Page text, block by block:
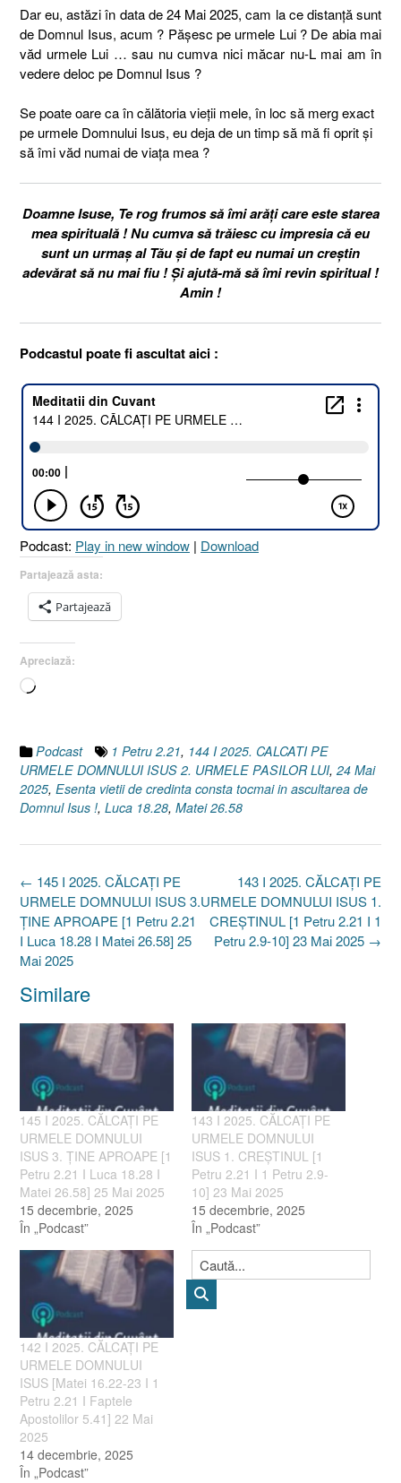
Dar eu, astăzi în data de 24 Mai 2025, cam la ce distanță sunt
de Domnul Isus, acum ? Pășesc pe urmele Lui ? De abia mai
văd urmele Lui … sau nu cumva nici măcar nu-L mai am în
vedere deloc pe Domnul Isus ?
Se poate oare ca în călătoria vieții mele, în loc să merg exact
pe urmele Domnului Isus, eu deja de un timp să mă fi oprit și
să îmi văd numai de viața mea ?
Doamne Isuse, Te rog frumos să îmi arăți care este starea
mea spirituală ! Nu cumva să trăiesc cu impresia că eu
sunt un urmaș al Tău și de fapt eu numai un creștin
adevărat să nu mai fiu ! Și ajută-mă să îmi revin spiritual !
Amin !
Podcastul poate fi ascultat aici :
Podcast: Play in new window | Download
Partajează asta:
Partajează
Apreciază:
Încarc...
Podcast 1 Petru 2.21, 144 I 2025. CALCATI PE
URMELE DOMNULUI ISUS 2. URMELE PASILOR LUI, 24 Mai
2025, Esenta vietii de credinta consta tocmai in ascultarea de
Domnul Isus !, Luca 18.28, Matei 26.58
Post
navigation
143 I 2025. CĂLCAȚI PE
URMELE DOMNULUI ISUS 1.
CREȘTINUL [1 Petru 2.21 I 1
Petru 2.9-10] 23 Mai 2025 →
← 145 I 2025. CĂLCAȚI PE
URMELE DOMNULUI ISUS 3.
ȚINE APROAPE [1 Petru 2.21
I Luca 18.28 I Matei 26.58] 25
Mai 2025
Similare
145 I 2025. CĂLCAȚI PE
URMELE DOMNULUI
ISUS 3. ȚINE APROAPE [1
Petru 2.21 I Luca 18.28 I
Matei 26.58] 25 Mai 2025
15 decembrie, 2025
În „Podcast”
143 I 2025. CĂLCAȚI PE
URMELE DOMNULUI
ISUS 1. CREȘTINUL [1
Petru 2.21 I 1 Petru 2.9-
10] 23 Mai 2025
15 decembrie, 2025
În „Podcast”
142 I 2025. CĂLCAȚI PE
URMELE DOMNULUI
ISUS [Matei 16.22-23 I 1
Petru 2.21 I Faptele
Apostolilor 5.41] 22 Mai
2025
14 decembrie, 2025
În „Podcast”